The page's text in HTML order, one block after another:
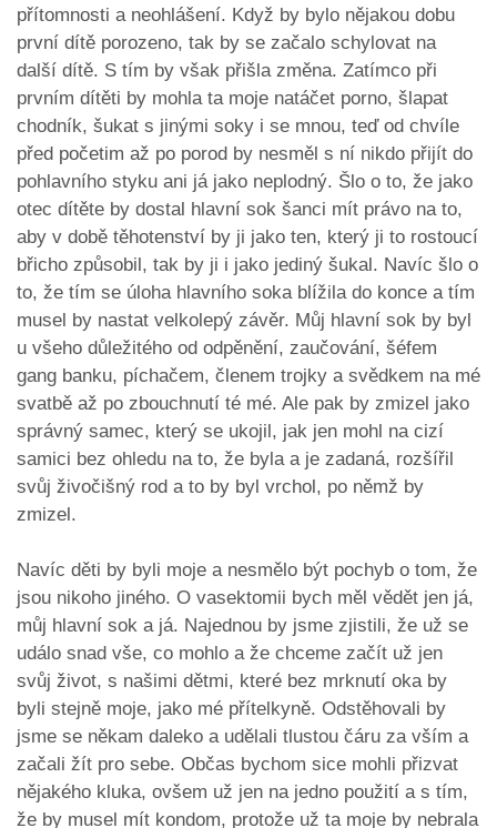
přítomnosti a neohlášení. Když by bylo nějakou dobu
první dítě porozeno, tak by se začalo schylovat na
další dítě. S tím by však přišla změna. Zatímco při
prvním dítěti by mohla ta moje natáčet porno, šlapat
chodník, šukat s jinými soky i se mnou, teď od chvíle
před početim až po porod by nesměl s ní nikdo přijít do
pohlavního styku ani já jako neplodný. Šlo o to, že jako
otec dítěte by dostal hlavní sok šanci mít právo na to,
aby v době těhotenství by ji jako ten, který ji to rostoucí
břicho způsobil, tak by ji i jako jediný šukal. Navíc šlo o
to, že tím se úloha hlavního soka blížila do konce a tím
musel by nastat velkolepý závěr. Můj hlavní sok by byl
u všeho důležitého od odpěnění, zaučování, šéfem
gang banku, píchačem, členem trojky a svědkem na mé
svatbě až po zbouchnutí té mé. Ale pak by zmizel jako
správný samec, který se ukojil, jak jen mohl na cizí
samici bez ohledu na to, že byla a je zadaná, rozšířil
svůj živočišný rod a to by byl vrchol, po němž by
zmizel.
Navíc děti by byli moje a nesmělo být pochyb o tom, že
jsou nikoho jiného. O vasektomii bych měl vědět jen já,
můj hlavní sok a já. Najednou by jsme zjistili, že už se
událo snad vše, co mohlo a že chceme začít už jen
svůj život, s našimi dětmi, které bez mrknutí oka by
byli stejně moje, jako mé přítelkyně. Odstěhovali by
jsme se někam daleko a udělali tlustou čáru za vším a
začali žít pro sebe. Občas bychom sice mohli přizvat
nějakého kluka, ovšem už jen na jedno použití a s tím,
že by musel mít kondom, protože už ta moje by nebrala